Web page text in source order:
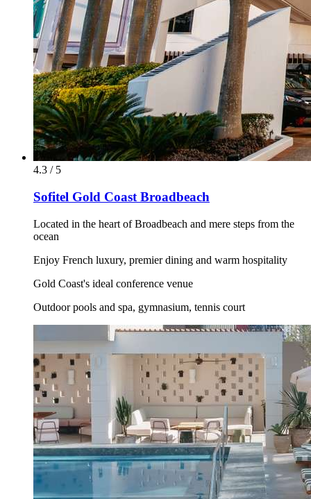
4.3 / 5
Sofitel Gold Coast Broadbeach
Located in the heart of Broadbeach and mere steps from the
ocean
Enjoy French luxury, premier dining and warm hospitality
Gold Coast's ideal conference venue
Outdoor pools and spa, gymnasium, tennis court